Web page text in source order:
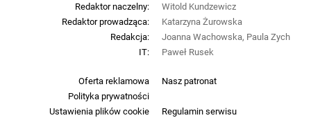
Oferta reklamowa
Nasz patronat
Polityka prywatności
Ustawienia plików cookie
Regulamin serwisu
Redaktor naczelny:
Witold Kundzewicz
Redaktor prowadząca:
Katarzyna Żurowska
Redakcja:
Joanna Wachowska, Paula Zych
IT:
Paweł Rusek